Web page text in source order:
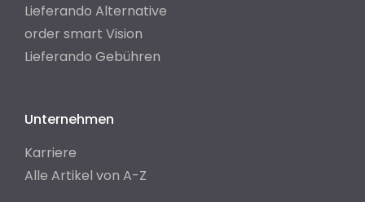
Lieferando Alternative
order smart Vision
Lieferando Gebühren
Unternehmen
Karriere
Alle Artikel von A-Z